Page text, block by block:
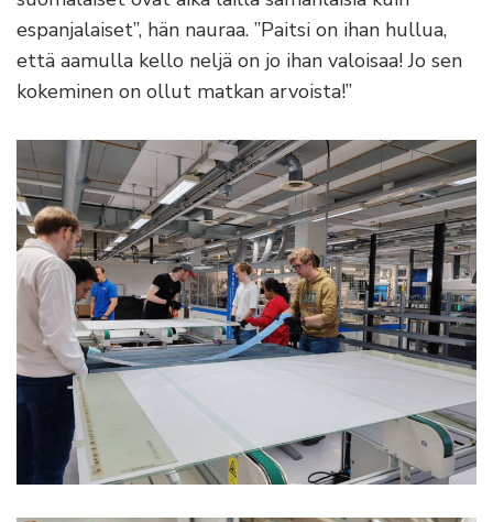
espanjalaiset”, hän nauraa. ”Paitsi on ihan hullua,
että aamulla kello neljä on jo ihan valoisaa! Jo sen
kokeminen on ollut matkan arvoista!”